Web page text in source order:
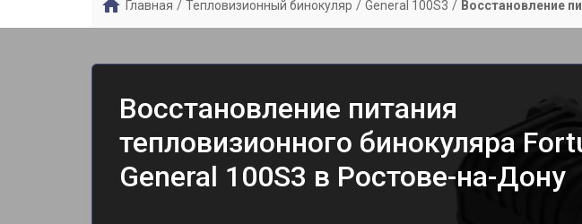
Главная / Тепловизионный бинокуляр / General 100S3 / Восстановление
Восстановление питания
тепловизионного бинокуляра
General 100S3 в Ростове-на-Дону